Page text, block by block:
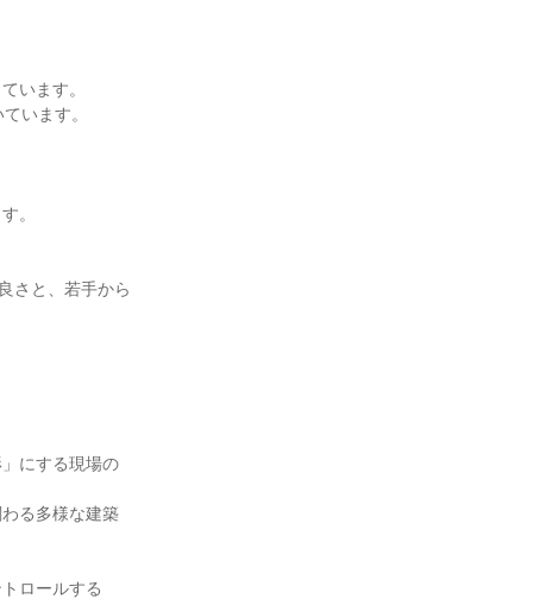
います。
います。
。
さと、若手から
にする現場の
る多様な建築
ロールする